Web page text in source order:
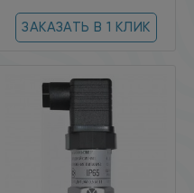
ЗАКАЗАТЬ В 1 КЛИК